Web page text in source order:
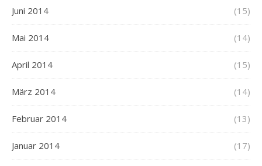
Juni 2014 (15)
Mai 2014 (14)
April 2014 (15)
März 2014 (14)
Februar 2014 (13)
Januar 2014 (17)